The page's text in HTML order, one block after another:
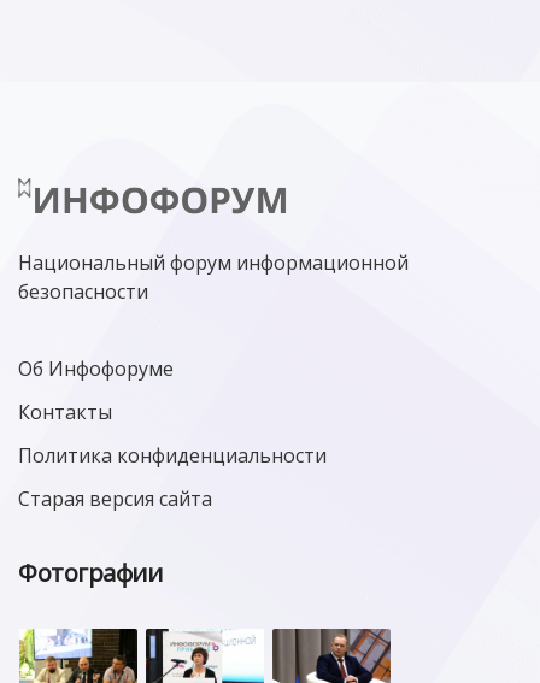
Национальный форум информационной
безопасности
Об Инфофоруме
Контакты
Политика конфиденциальности
Старая версия сайта
Фотографии